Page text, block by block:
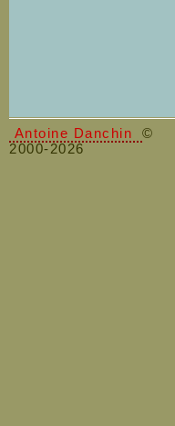
Antoine Danchin ©
2000-2026